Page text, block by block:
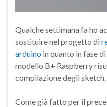
Qualche settimana fa ho
sostituire nel progetto di
arduino in quanto in fase
modello B+ Raspberry
compilazione degli sketch.
Come già fatto per il